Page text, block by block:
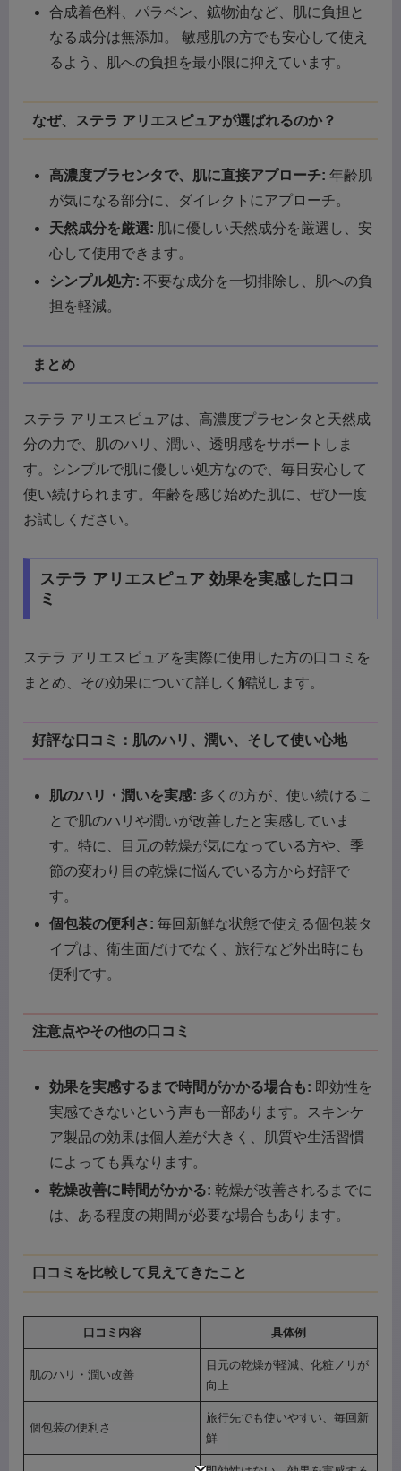
合成着色料、パラベン、鉱物油など、肌に負担と
なる成分は無添加。 敏感肌の方でも安心して使え
るよう、肌への負担を最小限に抑えています。
なぜ、ステラ アリエスピュアが選ばれるのか？
高濃度プラセンタで、肌に直接アプローチ: 年齢肌
が気になる部分に、ダイレクトにアプローチ。
天然成分を厳選: 肌に優しい天然成分を厳選し、安
心して使用できます。
シンプル処方: 不要な成分を一切排除し、肌への負
担を軽減。
まとめ
ステラ アリエスピュアは、高濃度プラセンタと天然成
分の力で、肌のハリ、潤い、透明感をサポートしま
す。シンプルで肌に優しい処方なので、毎日安心して
使い続けられます。年齢を感じ始めた肌に、ぜひ一度
お試しください。
ステラ アリエスピュア 効果を実感した口コ
ミ
ステラ アリエスピュアを実際に使用した方の口コミを
まとめ、その効果について詳しく解説します。
好評な口コミ：肌のハリ、潤い、そして使い心地
肌のハリ・潤いを実感: 多くの方が、使い続けるこ
とで肌のハリや潤いが改善したと実感していま
す。特に、目元の乾燥が気になっている方や、季
節の変わり目の乾燥に悩んでいる方から好評で
す。
個包装の便利さ: 毎回新鮮な状態で使える個包装タ
イプは、衛生面だけでなく、旅行など外出時にも
便利です。
注意点やその他の口コミ
効果を実感するまで時間がかかる場合も: 即効性を
実感できないという声も一部あります。スキンケ
ア製品の効果は個人差が大きく、肌質や生活習慣
によっても異なります。
乾燥改善に時間がかかる: 乾燥が改善されるまでに
は、ある程度の期間が必要な場合もあります。
口コミを比較して見えてきたこと
口コミ内容 具体例
肌のハリ・潤い改善
目元の乾燥が軽減、化粧ノリが
向上
個包装の便利さ
旅行先でも使いやすい、毎回新
鮮